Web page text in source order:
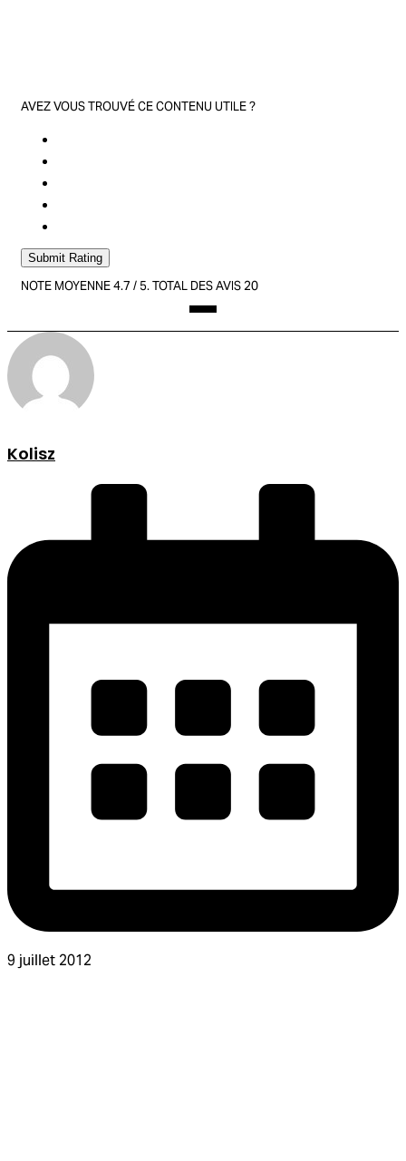
AVEZ VOUS TROUVÉ CE CONTENU UTILE ?
Submit Rating
NOTE MOYENNE4.7 / 5. TOTAL DES AVIS20
Kolisz
9 juillet 2012